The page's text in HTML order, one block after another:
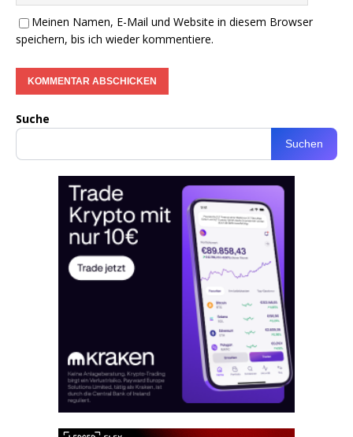
Meinen Namen, E-Mail und Website in diesem Browser
speichern, bis ich wieder kommentiere.
Suche
Suchen